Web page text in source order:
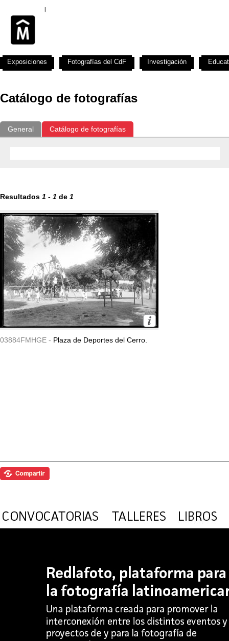
Catálogo de fotografías
General Catálogo de fotografías
Resultados 1 - 1 de 1
03884FMHGE - Plaza de Deportes del Cerro.
Exposiciones Fotografías del CdF Investigación